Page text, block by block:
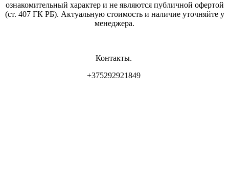
ознакомительный характер и не являются публичной офертой
(ст. 407 ГК РБ). Актуальную стоимость и наличие уточняйте у
менеджера.
Контакты.
+375292921849